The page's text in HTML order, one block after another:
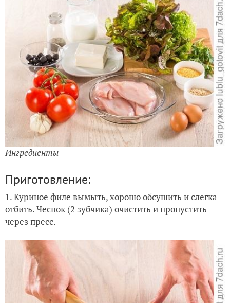
Ингредиенты
Приготовление:
1. Куриное филе вымыть, хорошо обсушить и слегка
отбить. Чеснок (2 зубчика) очистить и пропустить
через пресс.